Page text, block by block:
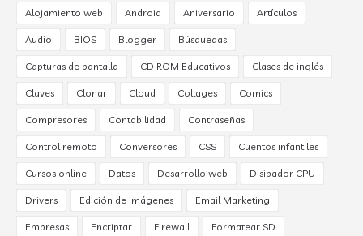
Alojamiento web Android Aniversario Artículos
Audio BIOS Blogger Búsquedas
Capturas de pantalla CD ROM Educativos Clases de inglés
Claves Clonar Cloud Collages Comics
Compresores Contabilidad Contraseñas
Control remoto Conversores CSS Cuentos infantiles
Cursos online Datos Desarrollo web Disipador CPU
Drivers Edición de imágenes Email Marketing
Empresas Encriptar Firewall Formatear SD